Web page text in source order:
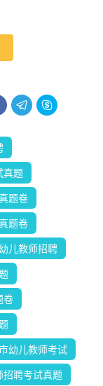
 
真题
题卷
题卷
儿教师招聘
卷
幼儿教师考试
招聘考试真题